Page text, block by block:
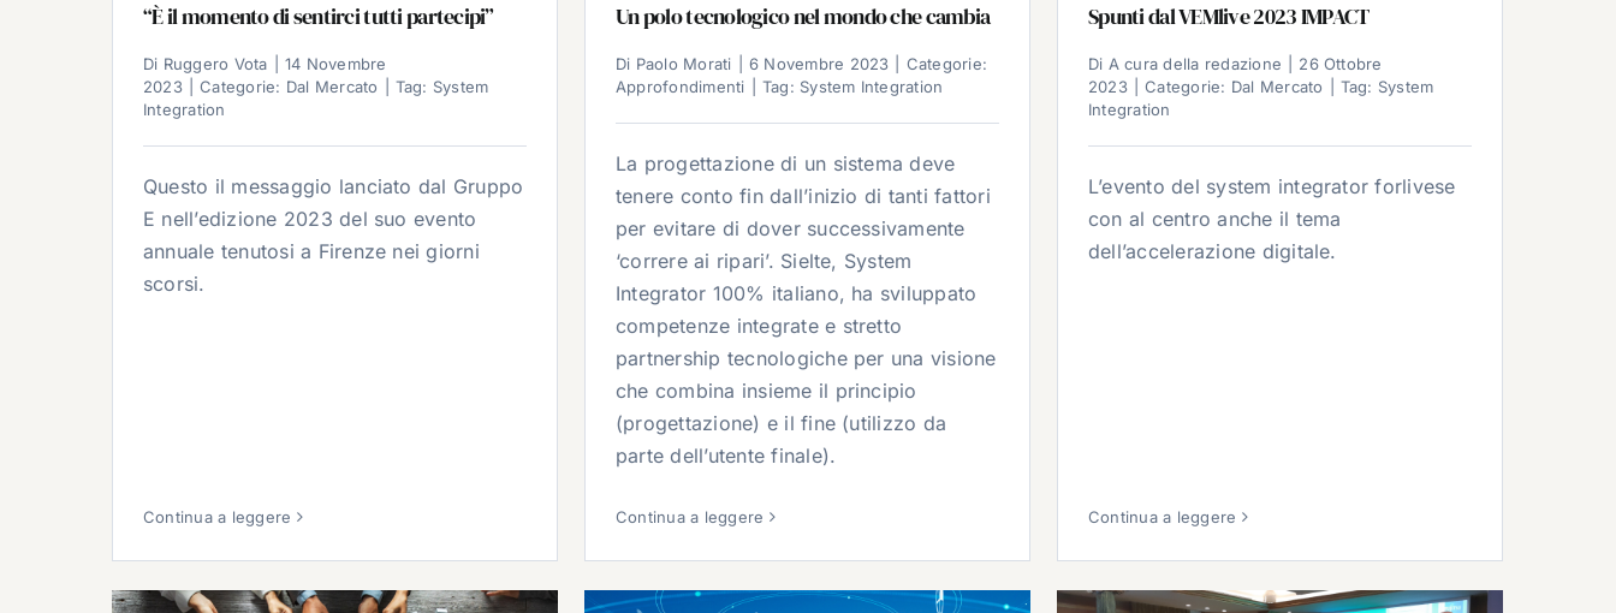
“È il momento di sentirci tutti partecipi”
Di Ruggero Vota
14 Novembre
2023
Categorie: Dal Mercato Tag: System
Integration
Questo il messaggio lanciato dal Gruppo
E nell’edizione 2023 del suo evento
annuale tenutosi a Firenze nei giorni
scorsi.
Continua a leggere
Un polo tecnologico nel mondo che cambia
Di Paolo Morati 6 Novembre 2023
Categorie:
Approfondimenti
Tag: System Integration
La progettazione di un sistema deve
tenere conto fin dall’inizio di tanti fattori
per evitare di dover successivamente
‘correre ai ripari’. Sielte, System
Integrator 100% italiano, ha sviluppato
competenze integrate e stretto
partnership tecnologiche per una visione
che combina insieme il principio
(progettazione) e il fine (utilizzo da
parte dell’utente finale).
Continua a leggere
Spunti dal VEMlive 2023 IMPACT
Di A cura della redazione
26 Ottobre
2023
Categorie: Dal Mercato Tag: System
Integration
L’evento del system integrator forlivese
con al centro anche il tema
dell’accelerazione digitale.
Continua a leggere